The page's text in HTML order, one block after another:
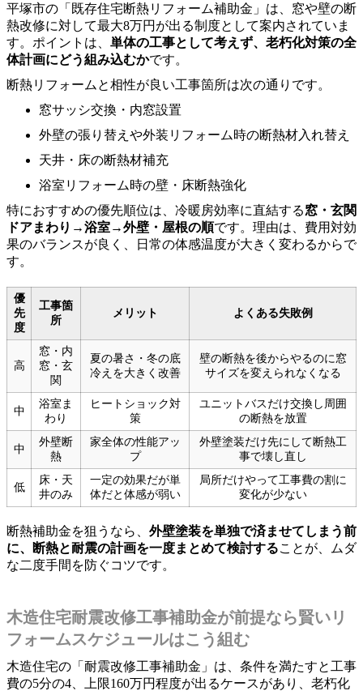
平塚市の「既存住宅断熱リフォーム補助金」は、窓や壁の断
熱改修に対して最大8万円が出る制度として案内されていま
す。ポイントは、 単体の工事として考えず、老朽化対策の全
体計画にどう組み込むかです。
断熱リフォームと相性が良い工事箇所は次の通りです。
窓サッシ交換・内窓設置
外壁の張り替えや外装リフォーム時の断熱材入れ替え
天井・床の断熱材補充
浴室リフォーム時の壁・床断熱強化
特におすすめの優先順位は、冷暖房効率に直結する窓・玄関
ドアまわり→浴室→外壁・屋根の順です。理由は、費用対効
果のバランスが良く、日常の体感温度が大きく変わるからで
す。
優
先
度
工事箇
所
メリット よくある失敗例
高
窓・内
窓・玄
関
夏の暑さ・冬の底
冷えを大きく改善
壁の断熱を後からやるのに窓
サイズを変えられなくなる
中
浴室ま
わり
ヒートショック対
策
ユニットバスだけ交換し周囲
の断熱を放置
中
外壁断
熱
家全体の性能アッ
プ
外壁塗装だけ先にして断熱工
事で壊し直し
低
床・天
井のみ
一定の効果だが単
体だと体感が弱い
局所だけやって工事費の割に
変化が少ない
断熱補助金を狙うなら、 外壁塗装を単独で済ませてしまう前
に、断熱と耐震の計画を一度まとめて検討することが、ムダ
な二度手間を防ぐコツです。
木造住宅耐震改修工事補助金が前提なら賢いリ
フォームスケジュールはこう組む
木造住宅の「耐震改修工事補助金」は、条件を満たすと工事
費の5分の4、上限160万円程度が出るケースがあり、老朽化